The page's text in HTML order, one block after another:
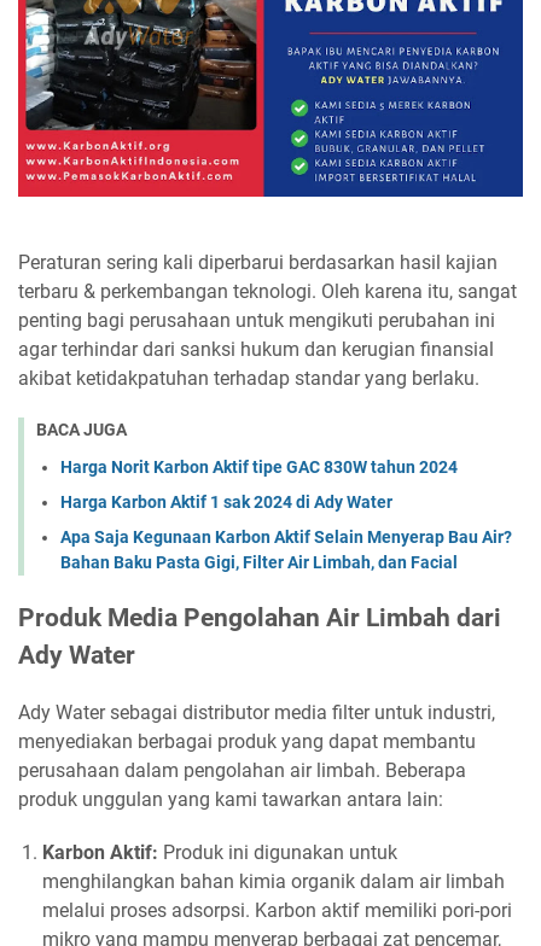
Peraturan sering kali diperbarui berdasarkan hasil kajian
terbaru & perkembangan teknologi. Oleh karena itu, sangat
penting bagi perusahaan untuk mengikuti perubahan ini
agar terhindar dari sanksi hukum dan kerugian finansial
akibat ketidakpatuhan terhadap standar yang berlaku.
BACA JUGA
Harga Norit Karbon Aktif tipe GAC 830W tahun 2024
Harga Karbon Aktif 1 sak 2024 di Ady Water
Apa Saja Kegunaan Karbon Aktif Selain Menyerap Bau Air?
Bahan Baku Pasta Gigi, Filter Air Limbah, dan Facial
Produk Media Pengolahan Air Limbah dari
Ady Water
Ady Water sebagai distributor media filter untuk industri,
menyediakan berbagai produk yang dapat membantu
perusahaan dalam pengolahan air limbah. Beberapa
produk unggulan yang kami tawarkan antara lain:
Karbon Aktif: Produk ini digunakan untuk
menghilangkan bahan kimia organik dalam air limbah
melalui proses adsorpsi. Karbon aktif memiliki pori-pori
mikro yang mampu menyerap berbagai zat pencemar,